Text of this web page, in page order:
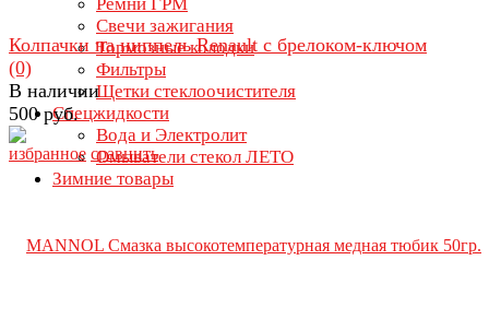
Свечи зажигания
Тормозные колодки
Фильтры
Щетки стеклоочистителя
Спецжидкости
Вода и Электролит
Омыватели стекол ЛЕТО
Зимние товары
избранное сравнить
Колпачки на ниппель Renault с брелоком-ключом
(0)
В наличии
500 руб.